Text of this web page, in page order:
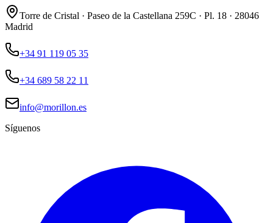
Torre de Cristal · Paseo de la Castellana 259C · Pl. 18 · 28046
Madrid
+34 91 119 05 35
+34 689 58 22 11
info@morillon.es
Síguenos